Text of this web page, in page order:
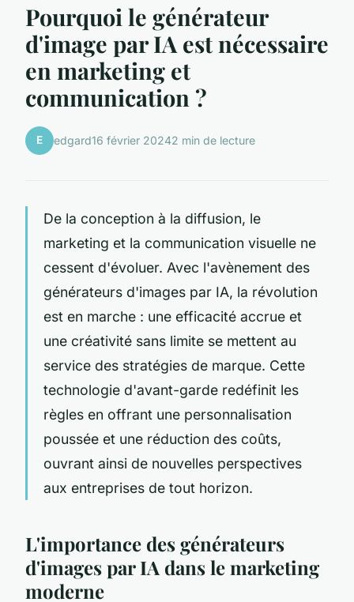
Pourquoi le générateur
d'image par IA est nécessaire
en marketing et
communication ?
E edgard16 février 20242 min de lecture
De la conception à la diffusion, le
marketing et la communication visuelle ne
cessent d'évoluer. Avec l'avènement des
générateurs d'images par IA, la révolution
est en marche : une efficacité accrue et
une créativité sans limite se mettent au
service des stratégies de marque. Cette
technologie d'avant-garde redéfinit les
règles en offrant une personnalisation
poussée et une réduction des coûts,
ouvrant ainsi de nouvelles perspectives
aux entreprises de tout horizon.
L'importance des générateurs
d'images par IA dans le marketing
moderne